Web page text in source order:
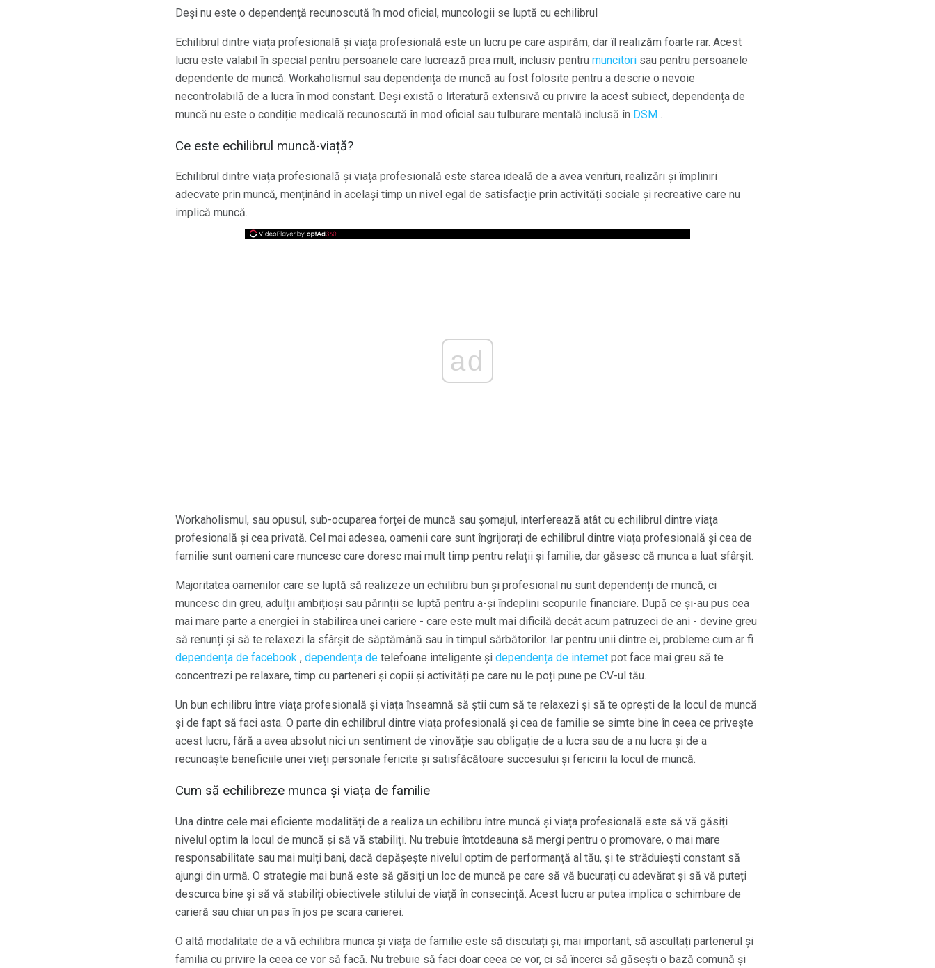
Deși nu este o dependență recunoscută în mod oficial, muncologii se luptă cu echilibrul
Echilibrul dintre viața profesională și viața profesională este un lucru pe care aspirăm, dar îl realizăm foarte rar. Acest
lucru este valabil în special pentru persoanele care lucrează prea mult, inclusiv pentru muncitori sau pentru persoanele
dependente de muncă. Workaholismul sau dependența de muncă au fost folosite pentru a descrie o nevoie
necontrolabilă de a lucra în mod constant. Deși există o literatură extensivă cu privire la acest subiect, dependența de
muncă nu este o condiție medicală recunoscută în mod oficial sau tulburare mentală inclusă în DSM .
Ce este echilibrul muncă-viață?
Echilibrul dintre viața profesională și viața profesională este starea ideală de a avea venituri, realizări și împliniri
adecvate prin muncă, menținând în același timp un nivel egal de satisfacție prin activități sociale și recreative care nu
implică muncă.
ad
Workaholismul, sau opusul, sub-ocuparea forței de muncă sau șomajul, interferează atât cu echilibrul dintre viața
profesională și cea privată. Cel mai adesea, oamenii care sunt îngrijorați de echilibrul dintre viața profesională și cea de
familie sunt oameni care muncesc care doresc mai mult timp pentru relații și familie, dar găsesc că munca a luat sfârșit.
Majoritatea oamenilor care se luptă să realizeze un echilibru bun și profesional nu sunt dependenți de muncă, ci
muncesc din greu, adulții ambițioși sau părinții se luptă pentru a-și îndeplini scopurile financiare. După ce și-au pus cea
mai mare parte a energiei în stabilirea unei cariere - care este mult mai dificilă decât acum patruzeci de ani - devine greu
să renunți și să te relaxezi la sfârșit de săptămână sau în timpul sărbătorilor. Iar pentru unii dintre ei, probleme cum ar fi
dependența de facebook , dependența de telefoane inteligente și dependența de internet pot face mai greu să te
concentrezi pe relaxare, timp cu parteneri și copii și activități pe care nu le poți pune pe CV-ul tău.
Un bun echilibru între viața profesională și viața înseamnă să știi cum să te relaxezi și să te oprești de la locul de muncă
și de fapt să faci asta. O parte din echilibrul dintre viața profesională și cea de familie se simte bine în ceea ce privește
acest lucru, fără a avea absolut nici un sentiment de vinovăție sau obligație de a lucra sau de a nu lucra și de a
recunoaște beneficiile unei vieți personale fericite și satisfăcătoare succesului și fericirii la locul de muncă.
Cum să echilibreze munca și viața de familie
Una dintre cele mai eficiente modalități de a realiza un echilibru între muncă și viața profesională este să vă găsiți
nivelul optim la locul de muncă și să vă stabiliți. Nu trebuie întotdeauna să mergi pentru o promovare, o mai mare
responsabilitate sau mai mulți bani, dacă depășește nivelul optim de performanță al tău, și te străduiești constant să
ajungi din urmă. O strategie mai bună este să găsiți un loc de muncă pe care să vă bucurați cu adevărat și să vă puteți
descurca bine și să vă stabiliți obiectivele stilului de viață în consecință. Acest lucru ar putea implica o schimbare de
carieră sau chiar un pas în jos pe scara carierei.
O altă modalitate de a vă echilibra munca și viața de familie este să discutați și, mai important, să ascultați partenerul și
familia cu privire la ceea ce vor să facă. Nu trebuie să faci doar ceea ce vor, ci să încerci să găsești o bază comună și